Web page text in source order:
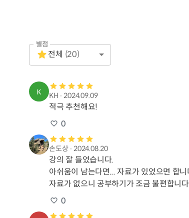
별점
1 Star
Empty
전체 (20)
KH ∙ 2024.09.09
적극 추천해요!
0
손도상 ∙ 2024.08.20
강의 잘 들었습니다.
아쉬움이 남는다면... 자료가 있었으면 합니
자료가 없으니 공부하기가 조금 불편합니
0